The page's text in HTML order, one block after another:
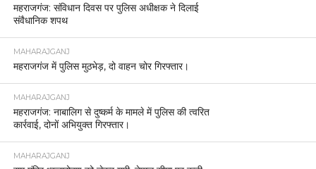
महराजगंज: संविधान दिवस पर पुलिस अधीक्षक ने दिलाई
संवैधानिक शपथ
MAHARAJGANJ
महराजगंज में पुलिस मुठभेड़, दो वाहन चोर गिरफ्तार।
MAHARAJGANJ
महराजगंज: नाबालिग से दुष्कर्म के मामले में पुलिस की त्वरित
कार्रवाई, दोनों अभियुक्त गिरफ्तार।
MAHARAJGANJ